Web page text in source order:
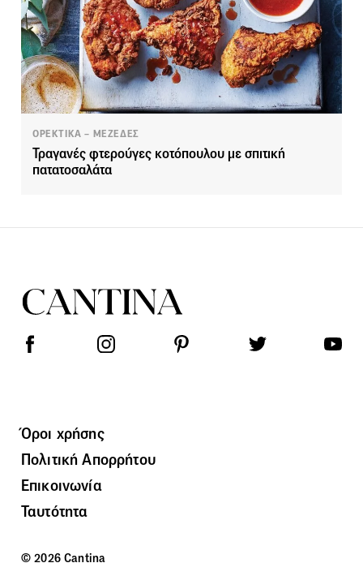
ΟΡΕΚΤΙΚΑ – ΜΕΖΕΔΕΣ
Τραγανές φτερούγες κοτόπουλου με σπιτική
πατατοσαλάτα
Όροι χρήσης
Πολιτική Απορρήτου
Επικοινωνία
Ταυτότητα
© 2026 Cantina